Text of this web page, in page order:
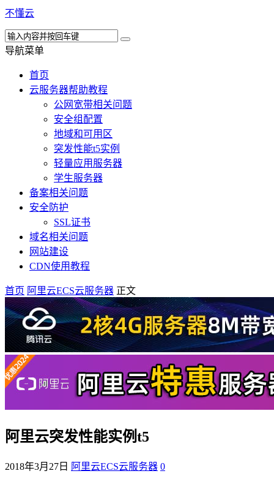
不懂云
导航菜单
首页
云服务器帮助教程
公网宽带相关问题
安全组配置
地域和可用区
突发性能t5实例
轻量应用服务器
学生服务器
备案相关问题
安全防护
SSL证书
域名相关问题
网站建设
CDN使用教程
首页 阿里云ECS云服务器 正文
阿里云突发性能实例t5
2018年3月27日 阿里云ECS云服务器 0